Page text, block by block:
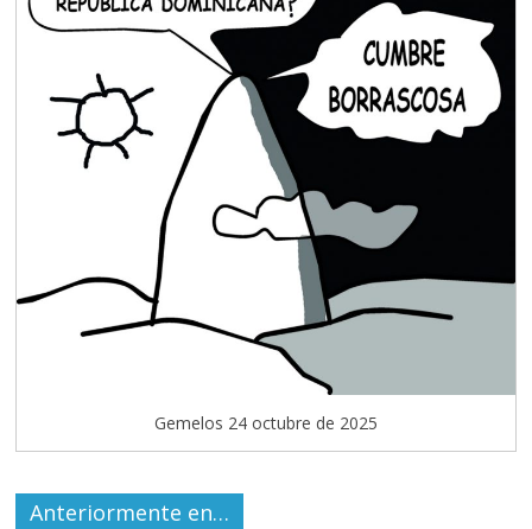
Gemelos 24 octubre de 2025
Anteriormente en…